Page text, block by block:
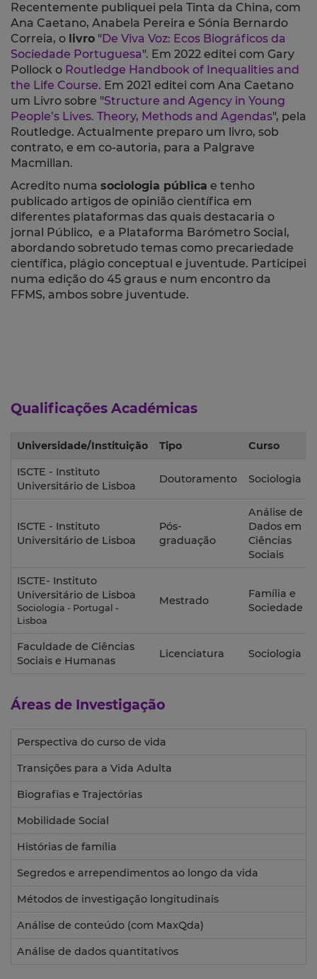
Recentemente publiquei pela Tinta da China, com
Ana Caetano, Anabela Pereira e Sónia Bernardo
Correia, o livro "De Viva Voz: Ecos Biográficos da
Sociedade Portuguesa". Em 2022 editei com Gary
Pollock o Routledge Handbook of Inequalities and
the Life Course. Em 2021 editei com Ana Caetano
um Livro sobre "Structure and Agency in Young
People’s Lives. Theory, Methods and Agendas", pela
Routledge. Actualmente preparo um livro, sob
contrato, e em co-autoria, para a Palgrave
Macmillan.
Acredito numa sociologia pública e tenho
publicado artigos de opinião científica em
diferentes plataformas das quais destacaria o
jornal Público, e a Plataforma Barómetro Social,
abordando sobretudo temas como precariedade
científica, plágio conceptual e juventude. Participei
numa edição do 45 graus e num encontro da
FFMS, ambos sobre juventude.
Qualificações Académicas
Universidade/Instituição Tipo Curso
ISCTE - Instituto
Universitário de Lisboa
Doutoramento Sociologia
ISCTE - Instituto
Universitário de Lisboa
Pós-
graduação
Análise de
Dados em
Ciências
Sociais
ISCTE- Instituto
Universitário de Lisboa
Sociologia - Portugal -
Lisboa
Mestrado
Família e
Sociedade
Faculdade de Ciências
Sociais e Humanas
Licenciatura Sociologia
Áreas de Investigação
Perspectiva do curso de vida
Transições para a Vida Adulta
Biografias e Trajectórias
Mobilidade Social
Histórias de família
Segredos e arrependimentos ao longo da vida
Métodos de investigação longitudinais
Análise de conteúdo (com MaxQda)
Análise de dados quantitativos